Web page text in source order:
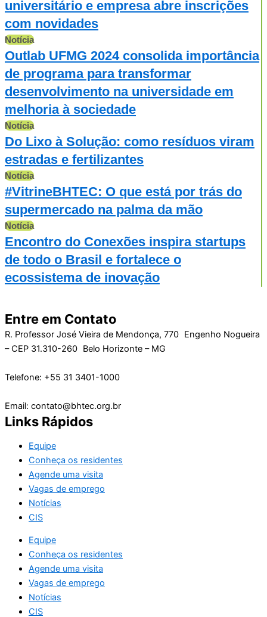
universitário e empresa abre inscrições
com novidades
Notícia
Outlab UFMG 2024 consolida importância
de programa para transformar
desenvolvimento na universidade em
melhoria à sociedade
Notícia
Do Lixo à Solução: como resíduos viram
estradas e fertilizantes
Notícia
#VitrineBHTEC: O que está por trás do
supermercado na palma da mão
Notícia
Encontro do Conexões inspira startups
de todo o Brasil e fortalece o
ecossistema de inovação
Entre em Contato
R. Professor José Vieira de Mendonça, 770 Engenho Nogueira
– CEP 31.310-260 Belo Horizonte – MG
Telefone: +55 31 3401-1000
Email: contato@bhtec.org.br
Links Rápidos
Equipe
Conheça os residentes
Agende uma visita
Vagas de emprego
Notícias
CIS
Equipe
Conheça os residentes
Agende uma visita
Vagas de emprego
Notícias
CIS